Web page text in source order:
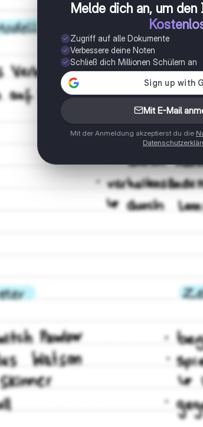
Melde dich an, um den
Zugriff auf alle Dokumente
Verbessere deine Noten
Schließ dich Millionen Schülern an
Mit E-Mail
Mit der Anmeldung akzeptierst du die